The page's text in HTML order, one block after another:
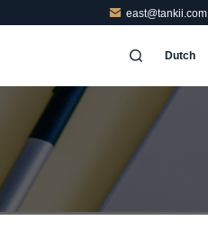
east@tankii.com
Dutch